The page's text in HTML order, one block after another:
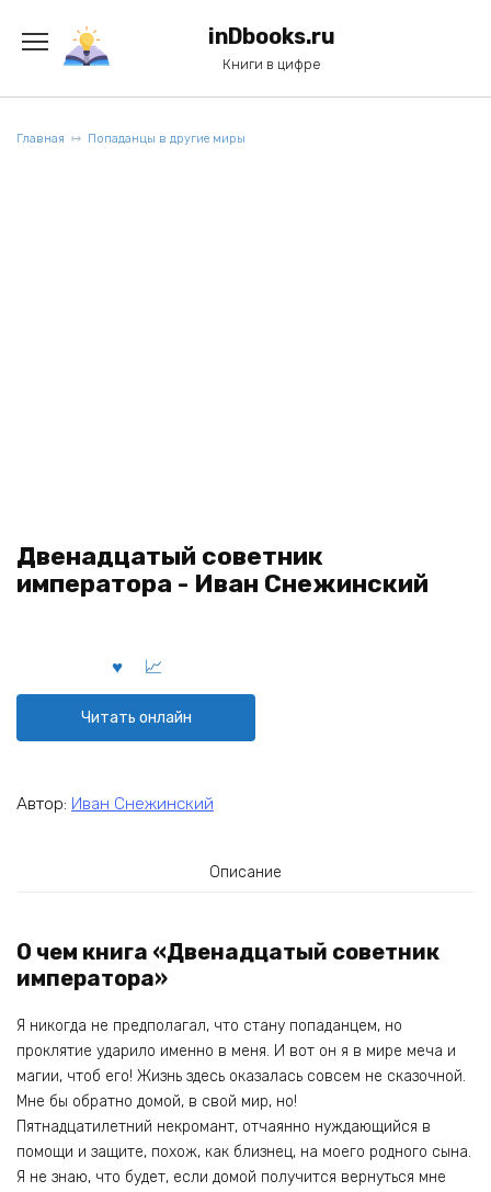
содержанию
inDbooks.ru
Книги в цифре
Главная Попаданцы в другие миры
Двенадцатый советник
императора - Иван Снежинский
Читать онлайн
Автор: Иван Снежинский
Описание
О чем книга «Двенадцатый советник
императора»
Я никогда не предполагал, что стану попаданцем, но
проклятие ударило именно в меня. И вот он я в мире меча и
магии, чтоб его! Жизнь здесь оказалась совсем не сказочной.
Мне бы обратно домой, в свой мир, но!
Пятнадцатилетний некромант, отчаянно нуждающийся в
помощи и защите, похож, как близнец, на моего родного сына.
Я не знаю, что будет, если домой получится вернуться мне